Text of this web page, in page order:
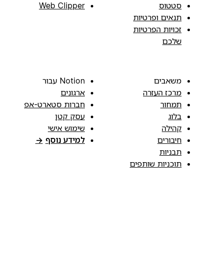
סטטוס
תנאים ופרטיות
זכויות הפרטיות
שלכם
Web Clipper
משאבים
מרכז העזרה
תמחור
בלוג
קהילה
חיבורים
תבניות
תוכניות שותפים
Notion עבור
ארגונים
חברות סטארט-אפ
עסק קטן
שימוש אישי
למידע נוסף →